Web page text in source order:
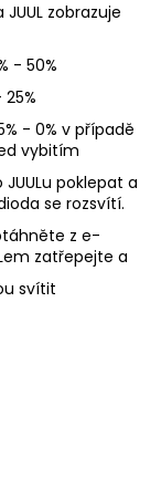
zobrazuje
- 50%
- 0% v případě
vybitím
poklepat a
se rozsvítí.
z e-
zatřepejte a
svítit